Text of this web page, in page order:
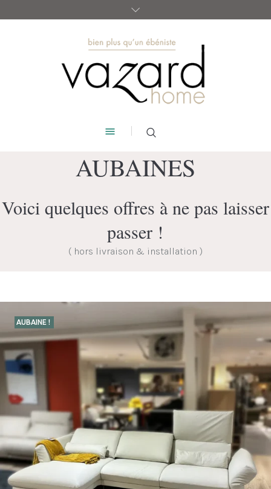
AUBAINES
Voici quelques offres à ne pas laisser
passer !
( hors livraison & installation )
AUBAINE !